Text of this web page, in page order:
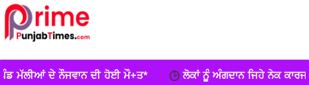
ਮੌ+ਤ* ਲੋਕਾਂ ਨੂੂੰ ਅੰਗਦਾਨ ਜਿਹੇ ਨੇਕ ਕਾਰਜ ਲਈ ਵਧ-ਚੜ੍ਹਕੇ ਅੱਗੇ